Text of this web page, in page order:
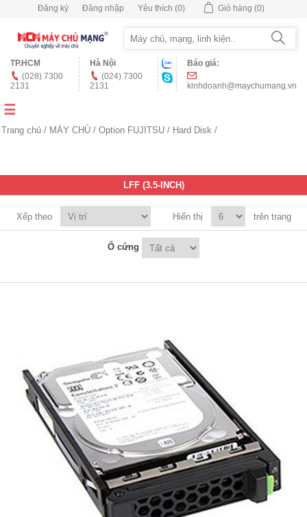
Đăng ký Đăng nhập Yêu thích (0) Giỏ hàng (0)
TP.HCM
(028) 7300
2131
Hà Nội
(024) 7300
2131
Báo giá:
kinhdoanh@maychumang.vn
Trang chủ / MÁY CHỦ / Option FUJITSU / Hard Disk /
LFF (3.5-INCH)
Xếp theo Hiển thị trên trang
Ổ cứng